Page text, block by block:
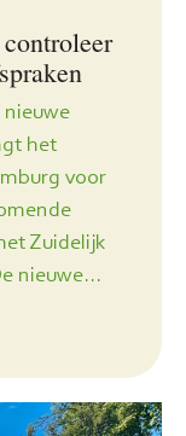
nieuwe
het
voor
Zuidelijk
nieuwe...